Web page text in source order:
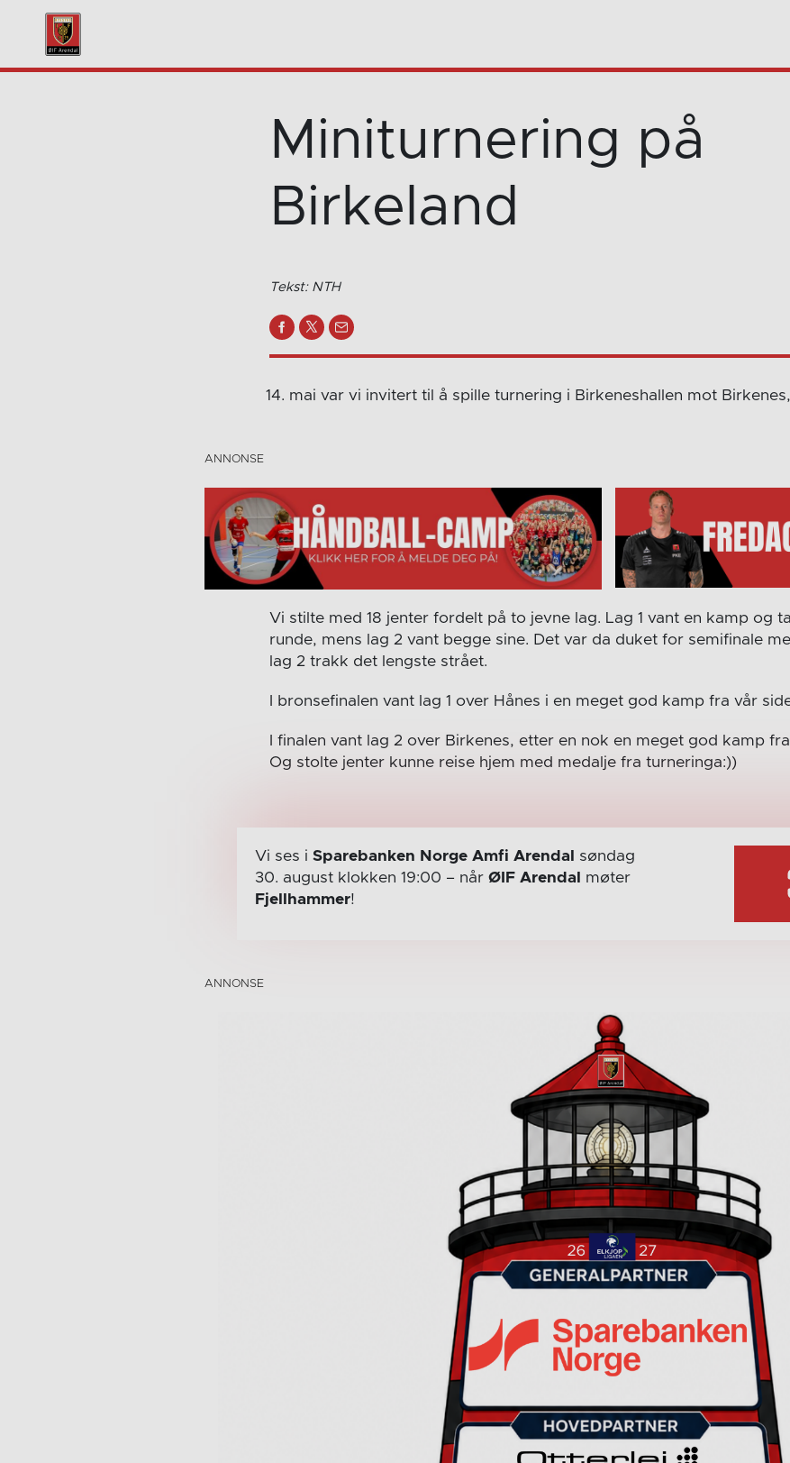
Miniturnering på
Birkeland
Tekst: NTH
14. mai var vi invitert til å spille turnering i Birkeneshallen mot
Vi stilte med 18 jenter fordelt på to jevne lag. Lag 1 vant en kamp og
runde, mens lag 2 vant begge sine. Det var da duket for semifinale
lag 2 trakk det lengste strået.
I bronsefinalen vant lag 1 over Hånes i en meget god kamp fra vår
I finalen vant lag 2 over Birkenes, etter en nok en meget god kamp
Og stolte jenter kunne reise hjem med medalje fra turneringa:))
Vi ses i Sparebanken Norge Amfi Arendal
søndag
30. august klokken 19:00 – når ØIF Arendal
møter
Fjellhammer!